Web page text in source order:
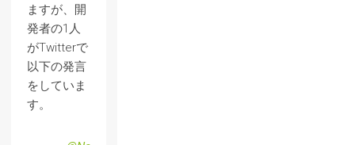
ますが、開
発者の1人
がTwitterで
以下の発言
をしていま
す。